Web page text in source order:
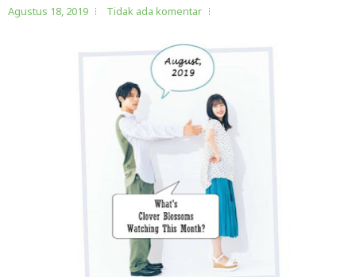
Agustus 18, 2019 Tidak ada komentar